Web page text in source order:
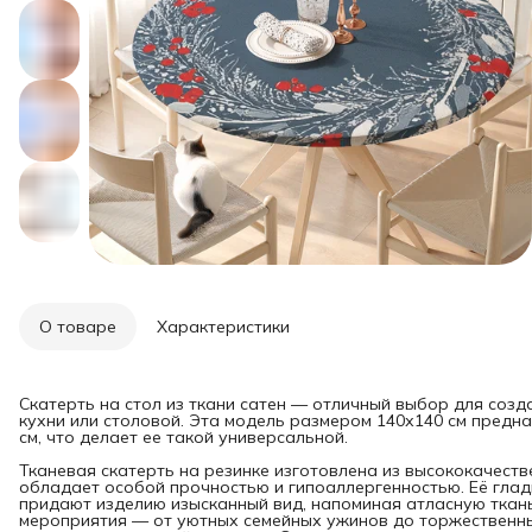
О товаре Характеристики
Скатерть на стол из ткани сатен — отличный выбор для
кухни или столовой. Эта модель размером 140х140 см
см, что делает ее такой универсальной.
Тканевая скатерть на резинке изготовлена из
обладает особой прочностью и гипоаллергенностью. Её
придают изделию изысканный вид, напоминая атласную
мероприятия — от уютных семейных ужинов до